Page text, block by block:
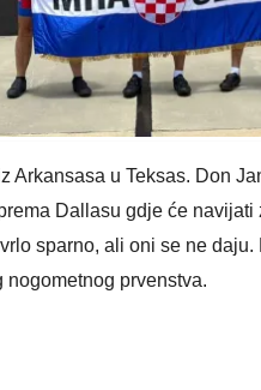
Arkansasa u Teksas. Don
Dallasu gdje će navijati
sparno, ali oni se ne
prvenstva.